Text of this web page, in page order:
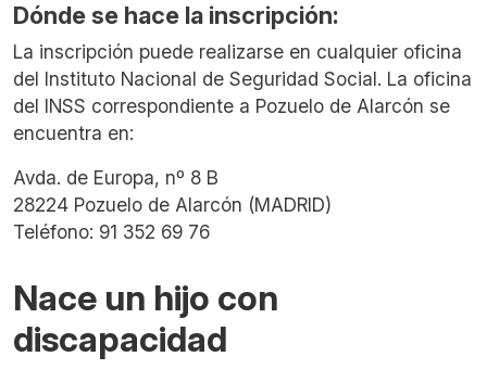
Dónde se hace la inscripción:
La inscripción puede realizarse en cualquier oficina
del Instituto Nacional de Seguridad Social. La oficina
del INSS correspondiente a Pozuelo de Alarcón se
encuentra en:
Avda. de Europa, nº 8 B
28224 Pozuelo de Alarcón (MADRID)
Teléfono: 91 352 69 76
Nace un hijo con
discapacidad